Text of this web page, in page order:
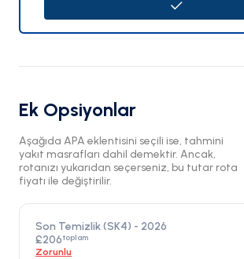
Ek Opsiyonlar
Aşağıda APA eklentisini seçili ise, tahmini
yakıt masrafları dahil demektir. Ancak,
rotanızı yukarıdan seçerseniz, bu tutar rota
fiyatı ile değiştirilir.
Son Temizlik (SK4) - 2026
£206toplam
Zorunlu